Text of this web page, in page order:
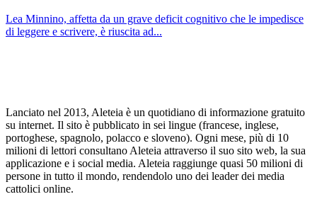
Lea Minnino, affetta da un grave deficit cognitivo che le impedisce
di leggere e scrivere, è riuscita ad...
Lanciato nel 2013, Aleteia è un quotidiano di informazione gratuito
su internet. Il sito è pubblicato in sei lingue (francese, inglese,
portoghese, spagnolo, polacco e sloveno). Ogni mese, più di 10
milioni di lettori consultano Aleteia attraverso il suo sito web, la sua
applicazione e i social media. Aleteia raggiunge quasi 50 milioni di
persone in tutto il mondo, rendendolo uno dei leader dei media
cattolici online.